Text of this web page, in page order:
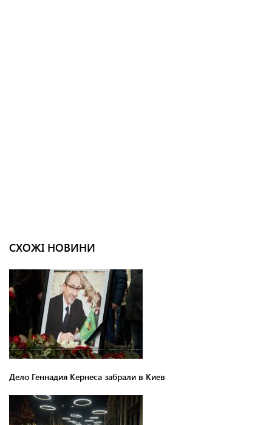
СХОЖІ НОВИНИ
Дело Геннадия Кернеса забрали в Киев